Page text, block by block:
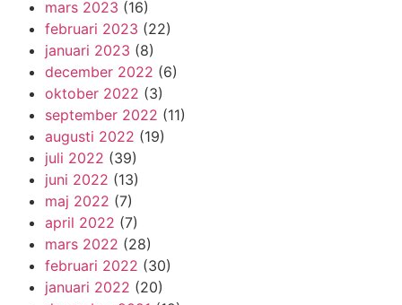
mars 2023 (16)
februari 2023 (22)
januari 2023 (8)
december 2022 (6)
oktober 2022 (3)
september 2022 (11)
augusti 2022 (19)
juli 2022 (39)
juni 2022 (13)
maj 2022 (7)
april 2022 (7)
mars 2022 (28)
februari 2022 (30)
januari 2022 (20)